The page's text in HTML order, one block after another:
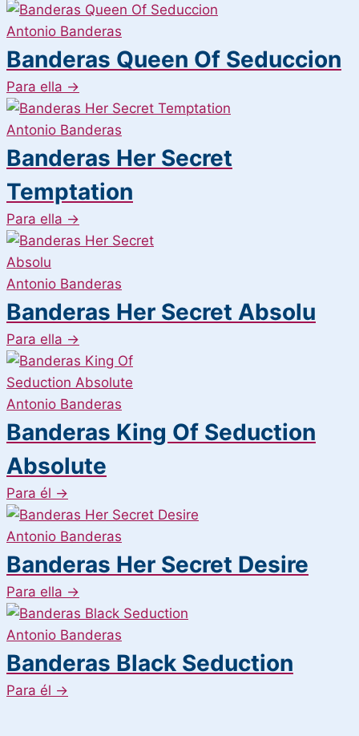
Antonio Banderas
Banderas Queen Of Seduccion
Para ella →
Antonio Banderas
Banderas Her Secret
Temptation
Para ella →
Antonio Banderas
Banderas Her Secret Absolu
Para ella →
Antonio Banderas
Banderas King Of Seduction
Absolute
Para él →
Antonio Banderas
Banderas Her Secret Desire
Para ella →
Antonio Banderas
Banderas Black Seduction
Para él →